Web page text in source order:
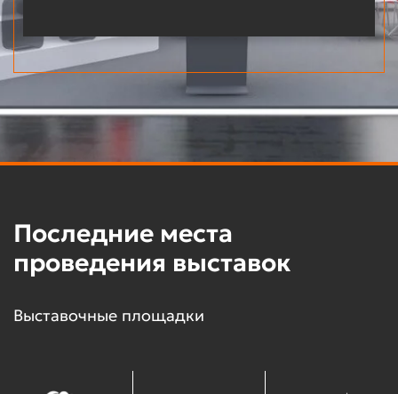
Последние места
проведения выставок
Выставочные площадки